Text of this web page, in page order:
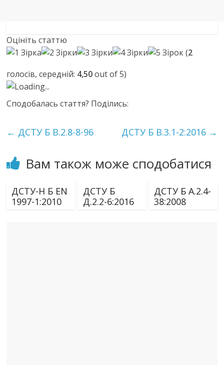
Оцініть статтю
(2
голосів, середній: 4,50out of 5)
Loading...
Сподобалась стаття? Поділись:
← ДСТУ Б В.2.8-8-96 ДСТУ Б В.3.1-2:2016 →
Вам також може сподобатися
ДСТУ-Н Б EN
1997-1:2010
ДСТУ Б
Д.2.2-6:2016
ДСТУ Б А.2.4-
38:2008